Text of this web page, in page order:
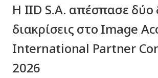
Η IID S.A. απέσπασε δύο
διακρίσεις στο Image
International Partner
2026